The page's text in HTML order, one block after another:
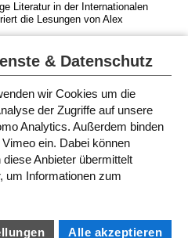
Literatur in der Internationalen
die Lesungen von Alex
UND
2021
& Datenschutz
wir Cookies um die
der Zugriffe auf unsere
Analytics. Außerdem binden
ein. Dabei können
Anbieter übermittelt
, um Informationen zum
Alle akzeptieren